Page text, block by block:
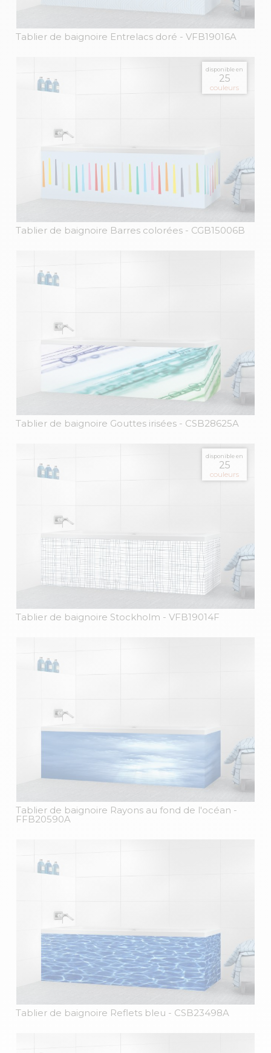
Tablier de baignoire Entrelacs doré - VFB19016A
disponible en
25
couleurs
Tablier de baignoire Barres colorées - CGB15006B
Tablier de baignoire Gouttes irisées - CSB28625A
disponible en
25
couleurs
Tablier de baignoire Stockholm - VFB19014F
Tablier de baignoire Rayons au fond de l'océan -
FFB20590A
Tablier de baignoire Reflets bleu - CSB23498A